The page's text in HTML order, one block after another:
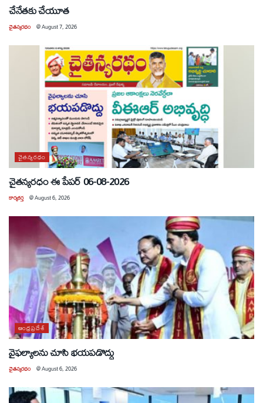
చేనేతకు చేయూత
చైతన్యరధం @August 7, 2026
చైతన్యరధం
చైతన్యరధం ఈ పేపర్ 06-08-2026
కార్యకర్త @August 6, 2026
ఆంధ్రప్రదేశ్
వైఫల్యాలను చూసి భయపడొద్దు
చైతన్యరధం @August 6, 2026